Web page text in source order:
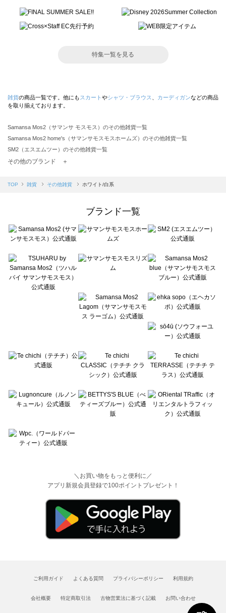
特集一覧を見る
雑貨の商品一覧です。他にも スカート やシャツ・ブラウス カーディガンなどの商品
を取り揃えております。
Samansa Mos2（サマンサ モスモス）のその他雑貨一覧
Samansa Mos2 home's（サマンサモスモスホームズ）のその他雑貨一覧
SM2（エスエムツー）のその他雑貨一覧
TSUHARU by Samansa Mos2（ツハルバイサマンサモスモス）のその他雑貨一覧
Samansa Mos2 blue（サマンサモスモス ブルー）のその他雑貨一覧
sō4ū（ソウフォーユー）のその他雑貨一覧
Te chichi（テチチ）のその他雑貨一覧
Te chichi CLASSIC（テチチ クラシック）のその他雑貨一覧
Lugnoncure（ルノンキュール）のその他雑貨一覧
BETTY'S BLUE（べティーズブルー）のその他雑貨一覧
Wpc.（ワールドパーティー）のその他雑貨一覧
その他のブランド ＋
TOP 雑貨 その他雑貨 ホワイト/白系
ブランド一覧
＼お買い物をもっと便利に／
アプリ新規会員登録で100ポイントプレゼント！
ご利用ガイド よくある質問 プライバシーポリシー 利用規約
会社概要 特定商取引法 古物営業法に基づく記載 お問い合わせ